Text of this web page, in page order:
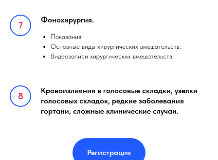
Фонохирургия.
Показания.
Основные виды хирургических вмешательств.
Видеозаписи хирургических вмешательств.
Кровоизлияния в голосовые складки, узелки
голосовых складок, редкие заболевания
гортани, сложные клинические случаи.
Регистрация